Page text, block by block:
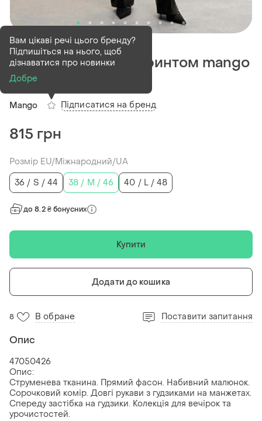
В наявності5 шт
Сорочка блузка з принтом mango
- s, m, l
Mango
Вам цікаві речі цього бренду?
Підпишіться на нього, щоб
дізнаватися про новинки
Добре
Підписатися на бренд
815 грн
Розмір EU/Міжнародний/UA
36 / S / 44
38 / M / 46 40 / L / 48
до 8.2 ₴ бонусних
Купити
Додати до кошика
8 В обране Поставити запитання
Опис
47050426
Опис:
Струменева тканина. Прямий фасон. Набивний малюнок.
Сорочковий комір. Довгі рукави з гудзиками на манжетах.
Спереду застібка на гудзики. Колекція для вечірок та
урочистостей.